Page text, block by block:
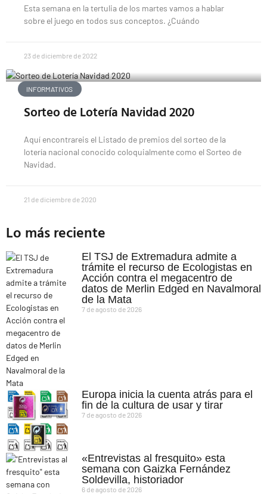
Esta semana en la tertulia de los martes vamos a hablar
sobre el juego en todos sus conceptos. ¿Cuándo
23 de diciembre de 2022
INFORMATIVOS
Sorteo de Lotería Navidad 2020
Aquí encontrareis el Listado de premios del sorteo de la
lotería nacional conocido coloquialmente como el Sorteo de
Navidad.
21 de diciembre de 2020
Lo más reciente
El TSJ de Extremadura admite a
trámite el recurso de Ecologistas en
Acción contra el megacentro de
datos de Merlin Edged en Navalmoral
de la Mata
7 de agosto de 2026
Europa inicia la cuenta atrás para el
fin de la cultura de usar y tirar
7 de agosto de 2026
«Entrevistas al fresquito» esta
semana con Gaizka Fernández
Soldevilla, historiador
6 de agosto de 2026